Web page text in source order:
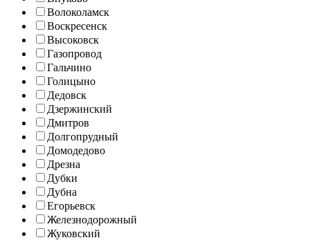
Волоколамск
Воскресенск
Высоковск
Газопровод
Гальчино
Голицыно
Дедовск
Дзержинский
Дмитров
Долгопрудный
Домодедово
Дрезна
Дубки
Дубна
Егорьевск
Железнодорожный
Жуковский